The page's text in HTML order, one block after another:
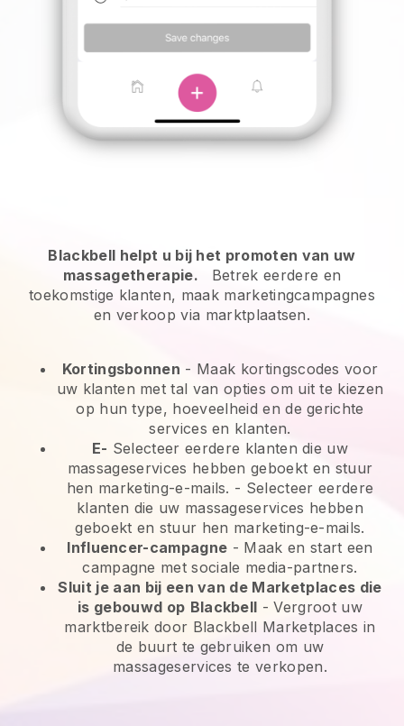
Blackbell helpt u bij het promoten van uw
massagetherapie.
Betrek eerdere en
toekomstige klanten, maak marketingcampagnes
en verkoop via marktplaatsen.
Kortingsbonnen - Maak kortingscodes voor
uw klanten met tal van opties om uit te kiezen
op hun type, hoeveelheid en de gerichte
services en klanten.
E- Selecteer eerdere klanten die uw
massageservices hebben geboekt en stuur
hen marketing-e-mails. - Selecteer eerdere
klanten die uw massageservices hebben
geboekt en stuur hen marketing-e-mails.
Influencer-campagne - Maak en start een
campagne met sociale media-partners.
Sluit je aan bij een van de Marketplaces die
is gebouwd op Blackbell -Vergroot uw
marktbereik door Blackbell Marketplaces in
de buurt te gebruiken om uw
massageservices te verkopen.